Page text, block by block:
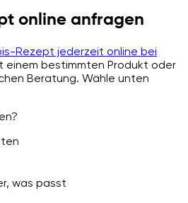
online anfragen
Rezept jederzeit online bei
einem bestimmten Produkt oder
Beratung. Wähle unten
was passt